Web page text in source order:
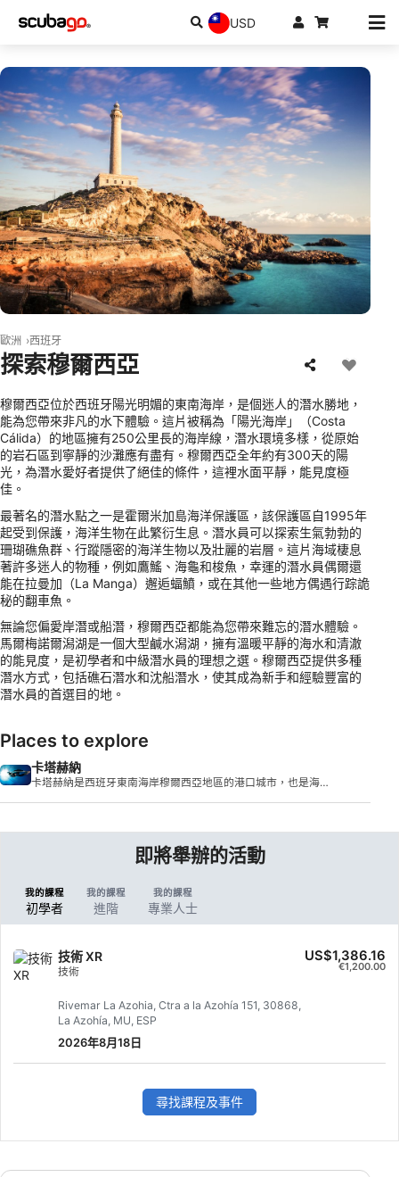
USD
歐洲 西班牙
探索穆爾西亞
穆爾西亞位於西班牙陽光明媚的東南海岸，是個迷人的潛水勝地，
能為您帶來非凡的水下體驗。這片被稱為「陽光海岸」（Costa
Cálida）的地區擁有250公里長的海岸線，潛水環境多樣，從原始
的岩石區到寧靜的沙灘應有盡有。穆爾西亞全年約有300天的陽
光，為潛水愛好者提供了絕佳的條件，這裡水面平靜，能見度極
佳。
最著名的潛水點之一是霍爾米加島海洋保護區，該保護區自1995年
起受到保護，海洋生物在此繁衍生息。潛水員可以探索生氣勃勃的
珊瑚礁魚群、行蹤隱密的海洋生物以及壯麗的岩層。這片海域棲息
著許多迷人的物種，例如鷹鰩、海龜和梭魚，幸運的潛水員偶爾還
能在拉曼加（La Manga）邂逅蝠鱝，或在其他一些地方偶遇行踪詭
秘的翻車魚。
無論您偏愛岸潛或船潛，穆爾西亞都能為您帶來難忘的潛水體驗。
馬爾梅諾爾潟湖是一個大型鹹水潟湖，擁有溫暖平靜的海水和清澈
的能見度，是初學者和中級潛水員的理想之選。穆爾西亞提供多種
潛水方式，包括礁石潛水和沈船潛水，使其成為新手和經驗豐富的
潛水員的首選目的地。
Places to explore
卡塔赫納
卡塔赫納是西班牙東南海岸穆爾西亞地區的港口城市，也是海軍
即將舉辦的活動
我的課程
初學者
我的課程
進階
我的課程
專業人士
技術 XR
技術
Rivemar La Azohia, Ctra a la Azohía 151, 30868,
La Azohía, MU, ESP
2026年8月18日
US$1,386.16
€1,200.00
尋找課程及事件